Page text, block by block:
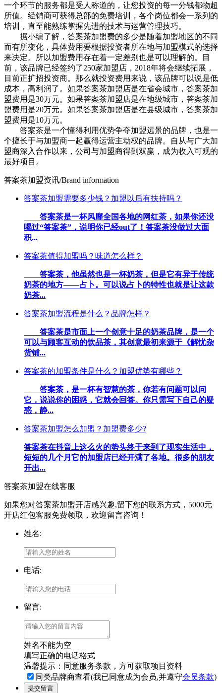
一个环节的服务都是受人称道的，让您投资的每一分钱都物超
所值。经销商可获得总部的免费培训，各个岗位都会一系列的
培训，直至能熟练掌握先进的技术与运营管理技巧。
据小编了解，答案茶加盟费的多少是随着加盟地区的不同
而有所变化，具体费用要根据投资者所在地与加盟模式的选择
来决定。所以加盟费用存在着一定差别也是可以理解的。目
前，该品牌已经签约了250家加盟店，2018年将会继续拓展，
目前正扩招投资商。那么就投资费用来说，该品牌可以说是低
成本，高利润了。如果答案茶加盟店是在省会城市，答案茶加
盟费用是30万元。如果答案茶加盟店是在地级城市，答案茶加
盟费用是20万元。如果答案茶加盟店是在县级城市，答案茶加
盟费用是10万元。
答案茶是一个懂得利用优势争夺加盟远景的品牌，也是一
个擅长于与加盟商一起赢得运营主动权的品牌。自从与广大加
盟商深入合作以来，公司与加盟商得到双赢，成为收入可观的
最好项目。
答案茶加盟资讯/Brand information
答案茶加盟需要多少钱？加盟以后有扶持吗？
答案茶是一杯风靡全国各地的网红茶，如果你还没
喝过“答案茶”，说明你已经out了！答案茶没做过大面
积...
答案茶值得加盟吗？味道怎么样？
答案茶，他虽然也是一杯奶茶，但是它有异于传统
奶茶的地方——占卜。可以说占卜的特性也就是让这款
奶茶...
答案茶加盟流程是什么？品牌怎样？
答案茶是市面上一个创意十足的奶茶品牌，是一个
可以与顾客互动的饮品茶，其创意最初来源于《解忧杂
货铺...
答案茶的加盟条件是什么？加盟优势有哪些？
答案茶，是一杯有智慧的茶，你若有问题可以问
它，说说你的困惑，它就会回答。你只需写下自己的疑
惑，静...
答案茶加盟怎么加盟？加盟费多少?
答案茶在抖音上这么火的势头终于来到了现实生活中，
短短的几个月它的加盟店已经开满了各地。很多的朋友
开出...
答案茶加盟在线客服
如果您对答案茶加盟开店感兴趣,留下您的联系方式，5000元
开店红包客服免费领取，欢迎留言咨询！
姓名:
电话:
留言:
姓名不能为空
填写正确的电话格式
温馨提示：同意服务条款，方可获取项目资料
同类品牌商查看(我已同意成为会员,并遵守会员条款)
提交留言